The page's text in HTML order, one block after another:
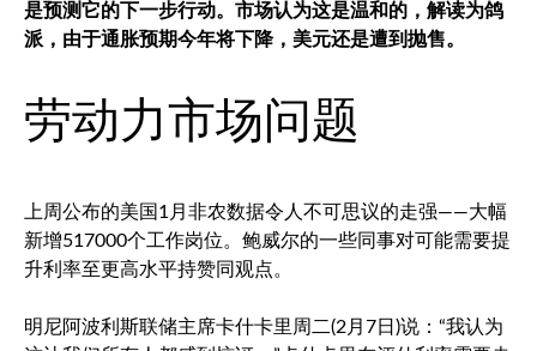
是预测它的下一步行动。市场认为这是温和的，解读为鸽
派，由于通胀预期今年将下降，美元还是遭到抛售。
劳动力市场问题
上周公布的美国1月非农数据令人不可思议的走强——大幅
新增517000个工作岗位。鲍威尔的一些同事对可能需要提
升利率至更高水平持赞同观点。
明尼阿波利斯联储主席卡什卡里周二(2月7日)说：“我认为